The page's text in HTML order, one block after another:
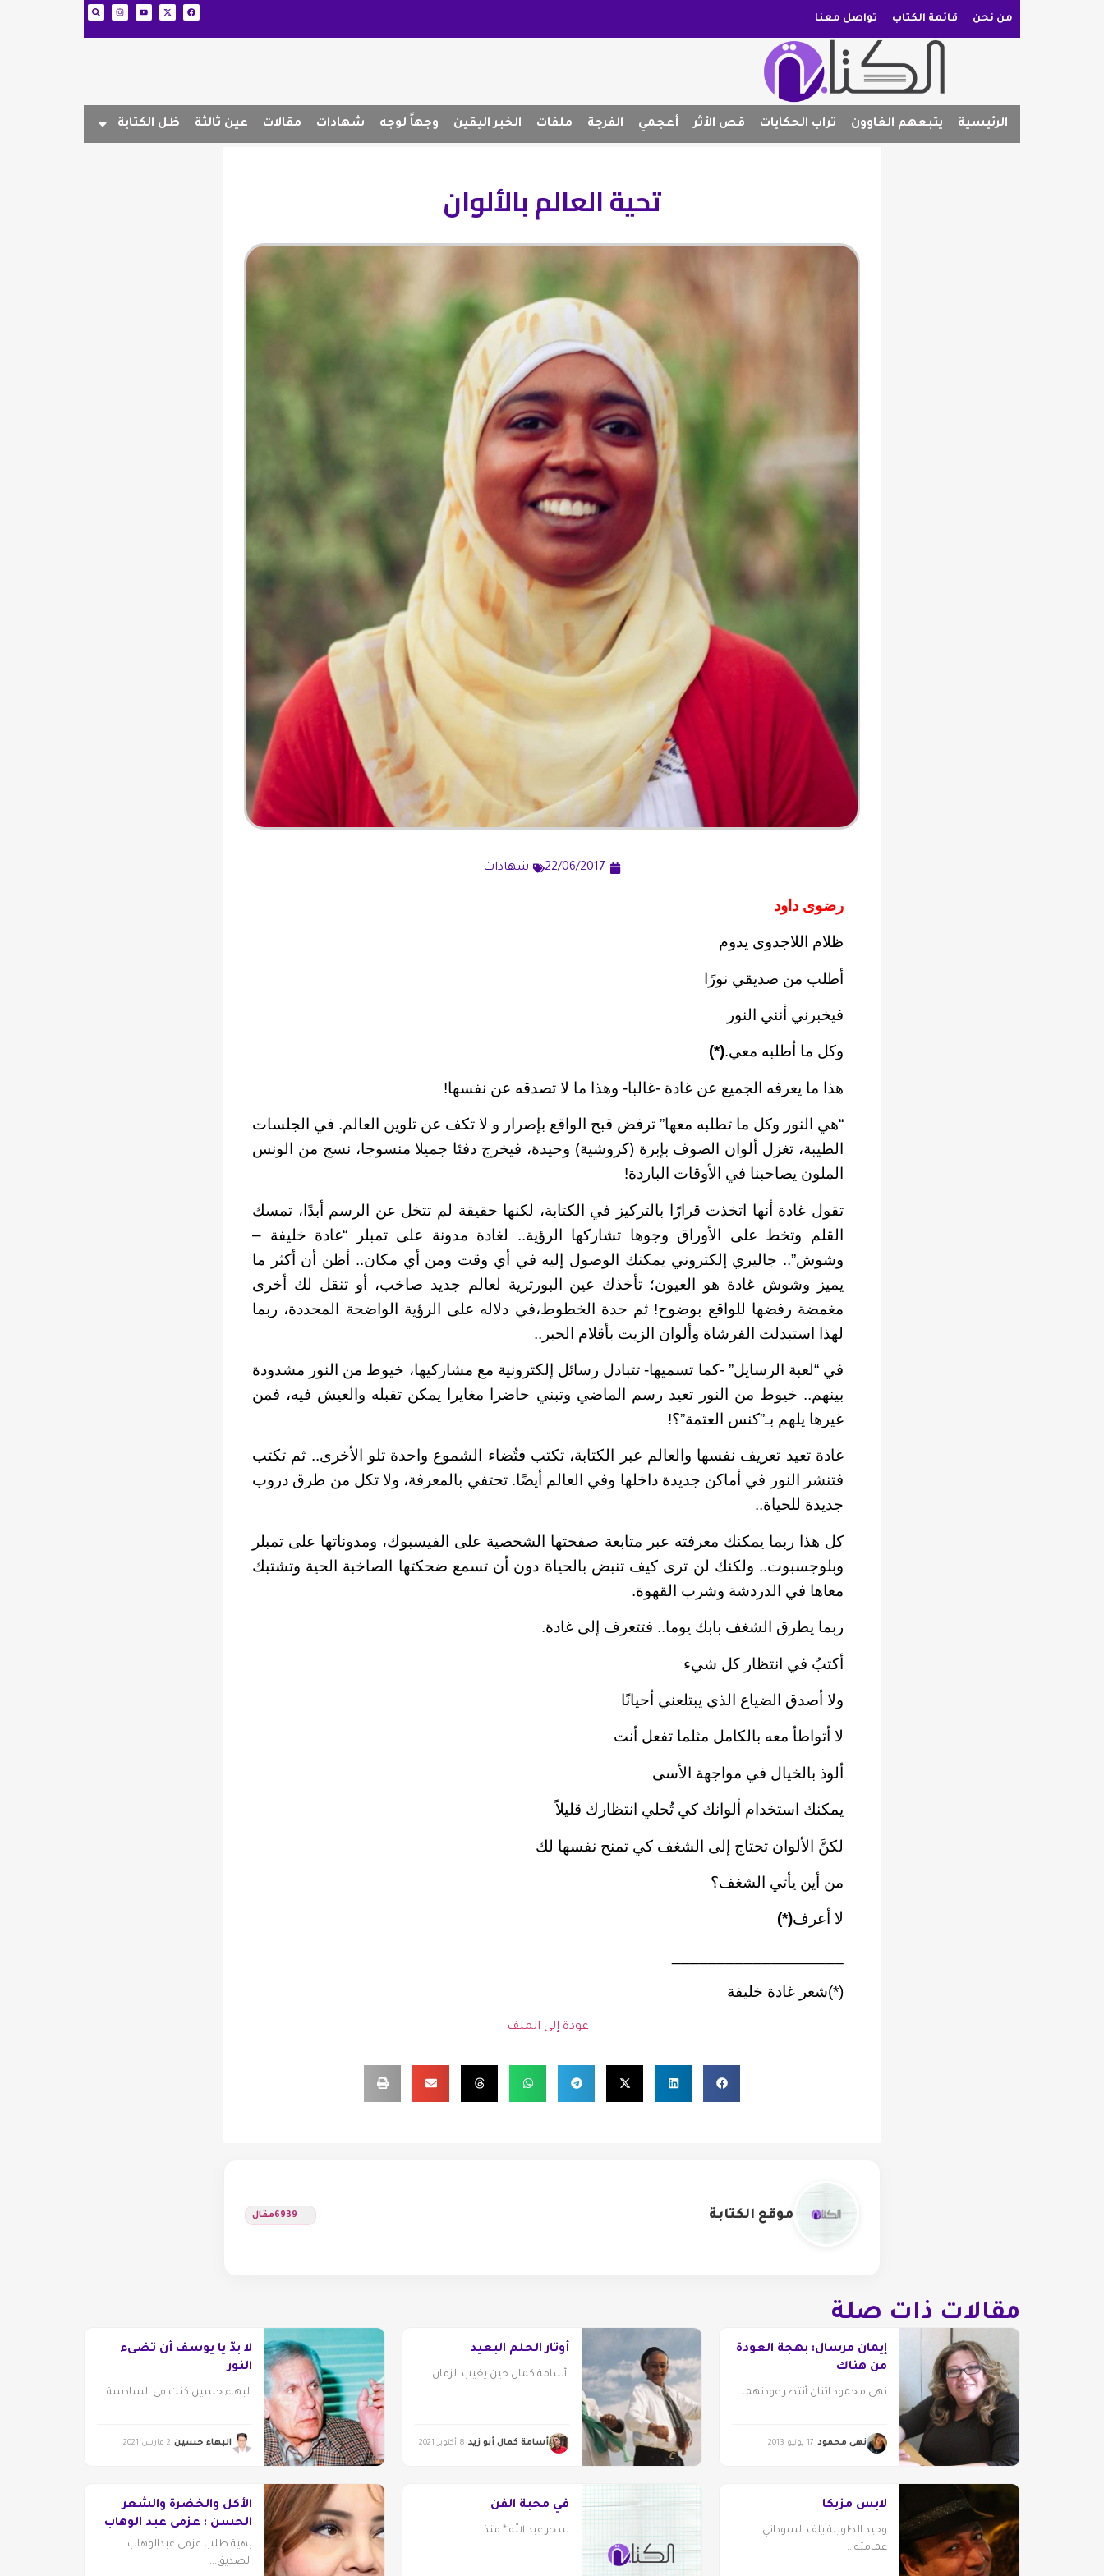
من نحن قائمة الكتاب تواصل معنا
الرئيسية يتبعهم الغاوون تراب الحكايات قص الأثر أعجمي الفرجة ملفات الخبر اليقين وجهاً لوجه شهادات مقالات عين ثالثة ظل الكتابة
تحية العالم بالألوان
22/06/2017 شهادات
رضوى داود
ظلام اللاجدوى يدوم
أطلب من صديقي نورًا
فيخبرني أنني النور
وكل ما أطلبه معي.(*)
هذا ما يعرفه الجميع عن غادة -غالبا- وهذا ما لا تصدقه عن نفسها!
“هي النور وكل ما تطلبه معها” ترفض قبح الواقع بإصرار و لا تكف عن تلوين العالم. في الجلسات
الطيبة، تغزل ألوان الصوف بإبرة (كروشية) وحيدة، فيخرج دفئا جميلا منسوجا، نسج من الونس
الملون يصاحبنا في الأوقات الباردة!
تقول غادة أنها اتخذت قرارًا بالتركيز في الكتابة، لكنها حقيقة لم تتخل عن الرسم أبدًا، تمسك
القلم وتخط على الأوراق وجوها تشاركها الرؤية.. لغادة مدونة على تمبلر “غادة خليفة –
وشوش”.. جاليري إلكتروني يمكنك الوصول إليه في أي وقت ومن أي مكان.. أظن أن أكثر ما
يميز وشوش غادة هو العيون؛ تأخذك عين البورترية لعالم جديد صاخب، أو تنقل لك أخرى
مغمضة رفضها للواقع بوضوح! ثم حدة الخطوط،في دلاله على الرؤية الواضحة المحددة، ربما
لهذا استبدلت الفرشاة وألوان الزيت بأقلام الحبر..
في “لعبة الرسايل” -كما تسميها- تتبادل رسائل إلكترونية مع مشاركيها، خيوط من النور مشدودة
بينهم.. خيوط من النور تعيد رسم الماضي وتبني حاضرا مغايرا يمكن تقبله والعيش فيه، فمن
غيرها يلهم بـ”كنس العتمة”؟!
غادة تعيد تعريف نفسها والعالم عبر الكتابة، تكتب فتُضاء الشموع واحدة تلو الأخرى.. ثم تكتب
فتنشر النور في أماكن جديدة داخلها وفي العالم أيضًا. تحتفي بالمعرفة، ولا تكل من طرق دروب
جديدة للحياة..
كل هذا ربما يمكنك معرفته عبر متابعة صفحتها الشخصية على الفيسبوك، ومدوناتها على تمبلر
وبلوجسبوت.. ولكنك لن ترى كيف تنبض بالحياة دون أن تسمع ضحكتها الصاخبة الحية وتشتبك
معاها في الدردشة وشرب القهوة.
ربما يطرق الشغف بابك يوما.. فتتعرف إلى غادة.
أكتبُ في انتظار كل شيء
ولا أصدق الضياع الذي يبتلعني أحيانًا
لا أتواطأ معه بالكامل مثلما تفعل أنت
ألوذ بالخيال في مواجهة الأسى
يمكنك استخدام ألوانك كي تُحلي انتظارك قليلاً
لكنَّ الألوان تحتاج إلى الشغف كي تمنح نفسها لك
من أين يأتي الشغف؟
لا أعرف(*)
(*)شعر غادة خليفة
عودة إلى الملف
موقع الكتابة 6939مقال
مقالات ذات صلة
إيمان مرسال: بهجة العودة
من هناك
نهى محمود اثنان أنتظر عودتهما...
نهى محمود 17 يونيو 2013
أوتار الحلم البعيد
أسامة كمال حين يغيب الزمان...
أسامة كمال أبو زيد 8 أكتوبر 2021
لا بدّ يا يوسف أن تضىء
النور
البهاء حسين كنت فى السادسة...
البهاء حسين 2 مارس 2021
لابس مزيكا
وحيد الطويلة يلف السوداني
عمامته...
في محبة الفن
سحر عبد الله * منذ...
الأكل والخضرة والشعر
الحسن : عزمى عبد الوهاب
صداقة العمر الجميل
بهية طلب عزمى عبدالوهاب
الصديق...